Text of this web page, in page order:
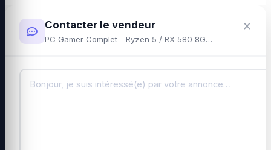
Contacter le vendeur
PC Gamer Complet - Ryzen 5 / RX 580 8Go / 16Go RAM / Wifi
×